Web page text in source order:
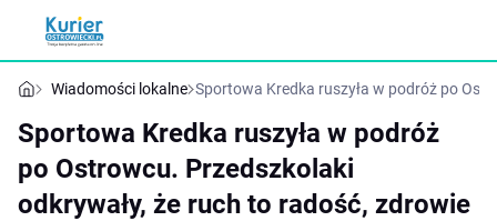
Wiadomości lokalne Sportowa Kredka ruszyła w podróż po
Sportowa Kredka ruszyła w podróż
po Ostrowcu. Przedszkolaki
odkrywały, że ruch to radość, zdrowie